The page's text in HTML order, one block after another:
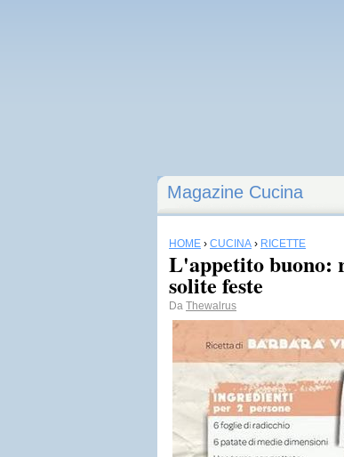
Magazine Cucina
HOME › CUCINA › RICETTE
L'appetito buono:
solite feste
Da Thewalrus